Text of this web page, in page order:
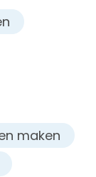
maken